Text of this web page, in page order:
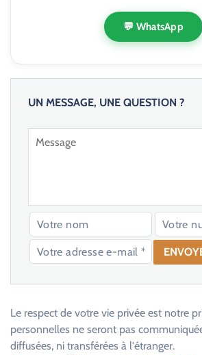
💬 WhatsApp
UN MESSAGE, UNE QUESTION ?
Le respect de votre vie privée est notre
personnelles ne seront pas
diffusées, ni transférées à l'étranger.